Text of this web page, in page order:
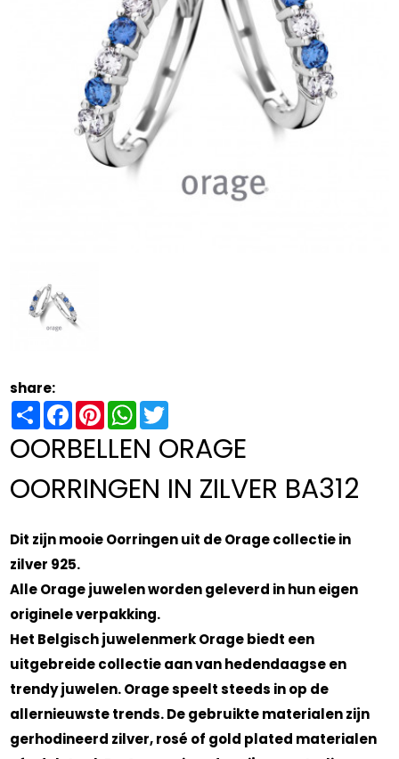
share:
ShareFacebookPinterestWhatsApp
OORBELLEN ORAGE
OORRINGEN IN ZILVER BA312
Dit zijn mooie Oorringen uit de Orage collectie in
zilver 925.
Alle Orage juwelen worden geleverd in hun eigen
originele verpakking.
Het Belgisch juwelenmerk Orage biedt een
uitgebreide collectie aan van hedendaagse en
trendy juwelen. Orage speelt steeds in op de
allernieuwste trends. De gebruikte materialen zijn
gerhodineerd zilver, rosé of gold plated materialen